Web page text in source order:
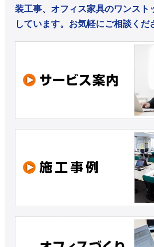
装工事、オフィス家具のワンスト
しています。お気軽にご相談くだ